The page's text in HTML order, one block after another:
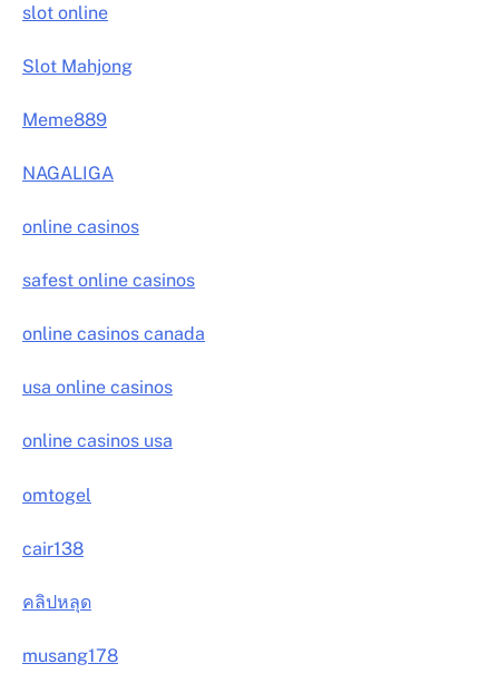
slot online
Slot Mahjong
Meme889
NAGALIGA
online casinos
safest online casinos
online casinos canada
usa online casinos
online casinos usa
omtogel
cair138
คลิปหลุด
musang178